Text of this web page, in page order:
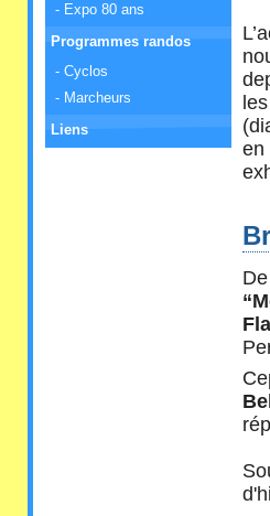
- Expo 80 ans
Programmes randos
- Cyclos
- Marcheurs
Liens
en
De